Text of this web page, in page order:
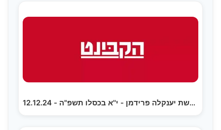
הקבינט בהגשת יענקלה פרידמן - י''א בכסלו תשפ"ה - 12.12.24